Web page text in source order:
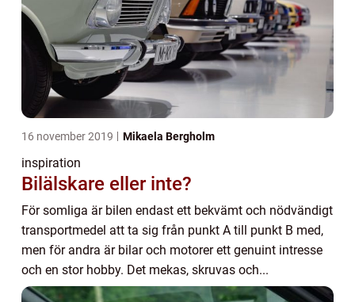
16 november 2019 Mikaela Bergholm
inspiration
Bilälskare eller inte?
För somliga är bilen endast ett bekvämt och nödvändigt
transportmedel att ta sig från punkt A till punkt B med,
men för andra är bilar och motorer ett genuint intresse
och en stor hobby. Det mekas, skruvas och...